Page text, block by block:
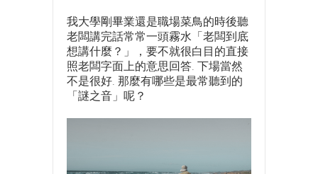
我大學剛畢業還是職場菜鳥的時後聽
老闆講完話常常一頭霧水「老闆到底
想講什麼？」，要不就很白目的直接
照老闆字面上的意思回答. 下場當然
不是很好. 那麼有哪些是最常聽到的
「謎之音」呢？